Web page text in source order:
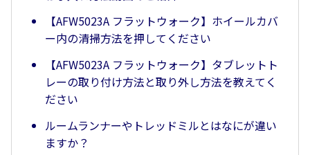
【AFW5023A フラットウォーク】ホイールカバ
ー内の清掃方法を押してください
【AFW5023A フラットウォーク】タブレットト
レーの取り付け方法と取り外し方法を教えてく
ださい
ルームランナーやトレッドミルとはなにが違い
ますか？